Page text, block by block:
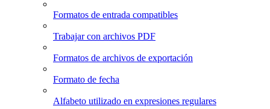
Formatos de entrada compatibles
Trabajar con archivos PDF
Formatos de archivos de exportación
Formato de fecha
Alfabeto utilizado en expresiones regulares